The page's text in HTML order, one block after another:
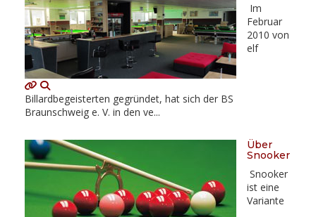
Im
Februar
2010 von
elf
Billardbegeisterten gegründet, hat sich der BS
Braunschweig e. V. in den ve...
Über
Snooker
Snooker
ist eine
Variante